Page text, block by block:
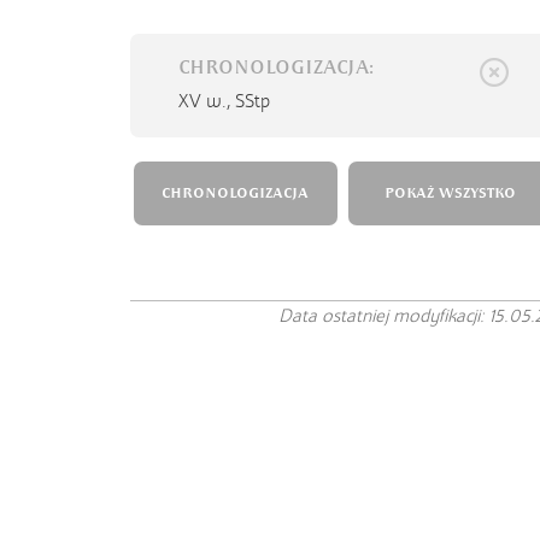
CHRONOLOGIZACJA:
XV w., SStp
CHRONOLOGIZACJA POKAŻ WSZYSTKO
Data ostatniej modyfikacji: